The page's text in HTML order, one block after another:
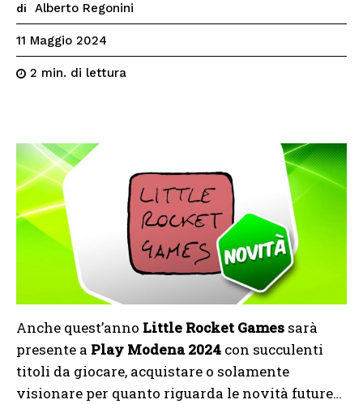
di Alberto Regonini
11 Maggio 2024
2 min. di lettura
Anche quest’anno Little Rocket Games sarà
presente a Play Modena 2024 con succulenti
titoli da giocare, acquistare o solamente
visionare per quanto riguarda le novità future…